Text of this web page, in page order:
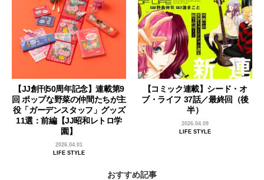
【JJ創刊50周年記念】連載第9
回 ポップな野菜の仲間たちが主
役「ガーデンスタッフ」グッズ
11選：前編【JJ昭和レトロ学
園】
2026.04.01
LIFE STYLE
【コミック連載】シード・オ
ブ・ライフ 37話／最終回（後
半）
2026.04.09
LIFE STYLE
おすすめ記事